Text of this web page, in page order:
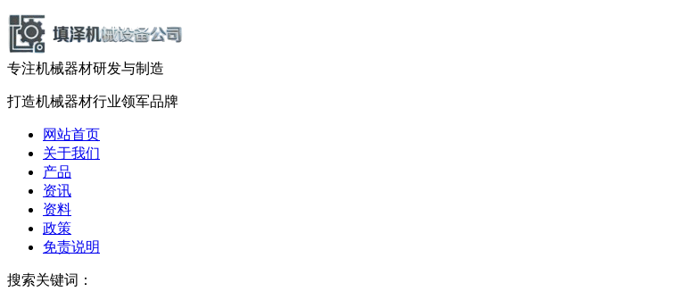
专注机械器材研发与制造
打造机械器材行业领军品牌
网站首页
关于我们
产品
资讯
资料
政策
免责说明
搜索关键词：